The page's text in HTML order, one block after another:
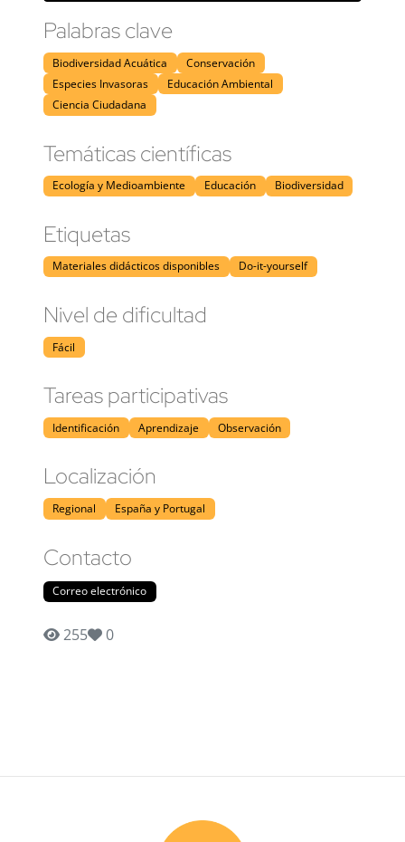
Palabras clave
Biodiversidad Acuática
Conservación
Especies Invasoras
Educación Ambiental
Ciencia Ciudadana
Temáticas científicas
Ecología y Medioambiente Educación Biodiversidad
Etiquetas
Materiales didácticos disponibles Do-it-yourself
Nivel de dificultad
Fácil
Tareas participativas
Identificación Aprendizaje Observación
Localización
Regional España y Portugal
Contacto
Correo electrónico
255 0